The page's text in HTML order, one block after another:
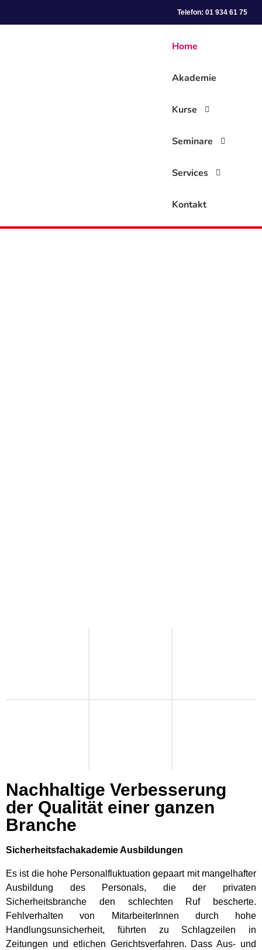
Telefon: 01 934 61 75
Home
Akademie
Kurse
Seminare
Services
Kontakt
Nachhaltige Verbesserung
der Qualität einer ganzen
Branche
Sicherheitsfachakademie Ausbildungen
Es ist die hohe Personalfluktuation gepaart mit mangelhafter
Ausbildung des Personals, die der privaten
Sicherheitsbranche den schlechten Ruf bescherte.
Fehlverhalten von MitarbeiterInnen durch hohe
Handlungsunsicherheit, führten zu Schlagzeilen in
Zeitungen und etlichen Gerichtsverfahren. Dass Aus- und